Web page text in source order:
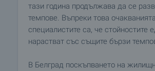
тази година продължава да се
темпове. Въпреки това
специалистите са, че стойностите
нарастват със същите бързи
В Белград поскъпването на